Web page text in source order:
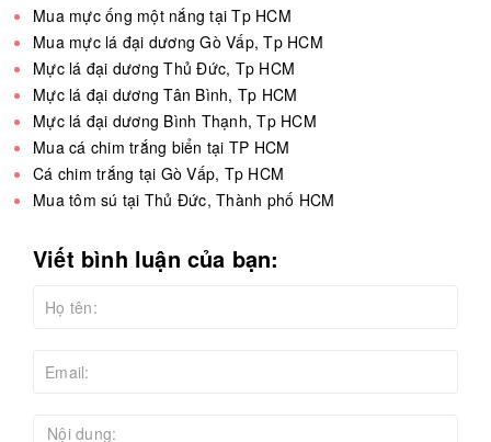
Mua mực ống một nắng tại Tp HCM
Mua mực lá đại dương Gò Vấp, Tp HCM
Mực lá đại dương Thủ Đức, Tp HCM
Mực lá đại dương Tân Bình, Tp HCM
Mực lá đại dương Bình Thạnh, Tp HCM
Mua cá chim trắng biển tại TP HCM
Cá chim trắng tại Gò Vấp, Tp HCM
Mua tôm sú tại Thủ Đức, Thành phố HCM
Viết bình luận của bạn: